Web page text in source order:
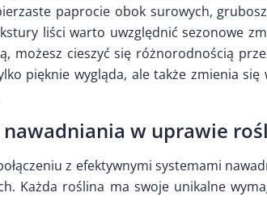
paprocie obok surowych,
liści warto uwzględnić sezonowe
możesz cieszyć się różnorodnością
pięknie wygląda, ale także zmienia
w uprawie
z efektywnymi systemami
Każda roślina ma swoje unikalne